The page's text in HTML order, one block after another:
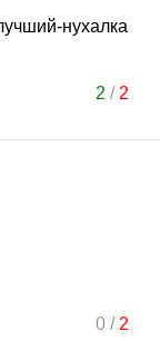
нухалка
2 / 2
0/ 2